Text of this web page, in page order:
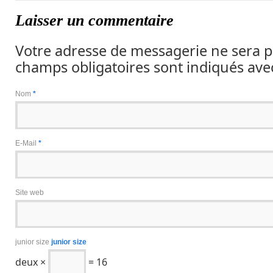
Laisser un commentaire
Votre adresse de messagerie ne sera
champs obligatoires sont indiqués
Nom *
E-Mail *
Site web
junior size junior size
deux × = 16